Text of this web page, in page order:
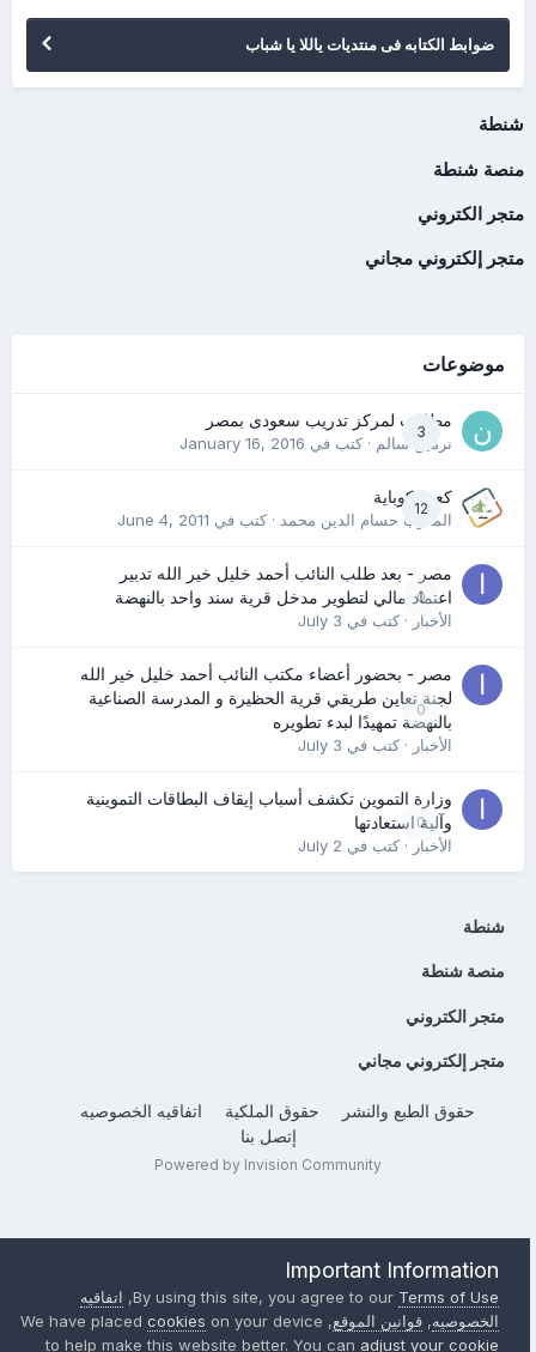
ضوابط الكتابه فى منتديات ياللا يا شباب
شنطة
منصة شنطة
متجر الكتروني
متجر إلكتروني مجاني
موضوعات
3
مطلوب لمركز تدريب سعودى بمصر
نرمين سالم· كتب في January 16, 2016
12
كعب كوباية
المدرب حسام الدين محمد· كتب في June 4, 2011
0
مصر - بعد طلب النائب أحمد خليل خير الله تدبير
اعتماد مالي لتطوير مدخل قرية سند واحد بالنهضة
الأخبار· كتب في July 3
0
مصر - بحضور أعضاء مكتب النائب أحمد خليل خير الله
لجنة تعاين طريقي قرية الحظيرة و المدرسة الصناعية
بالنهضة تمهيدًا لبدء تطويره
الأخبار· كتب في July 3
0
وزارة التموين تكشف أسباب إيقاف البطاقات التموينية
وآلية استعادتها
الأخبار· كتب في July 2
شنطة
منصة شنطة
متجر الكتروني
متجر إلكتروني مجاني
حقوق الطبع والنشر حقوق الملكية
اتفاقيه الخصوصيه
إتصل بنا
Powered by Invision Community
Important Information
By using this site, you agree to ourTerms of Use
, اتفاقيه
الخصوصيه, قوانين الموقع, We have placed
cookies on your device
to help make this website better. You canadjust your cookie